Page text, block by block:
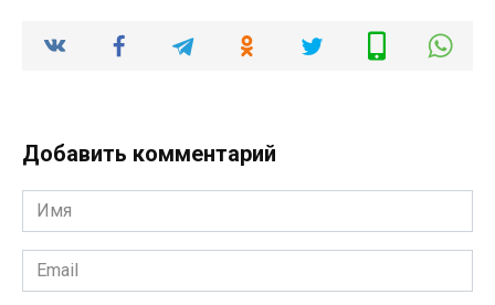
Добавить комментарий
Имя
*
Email
*